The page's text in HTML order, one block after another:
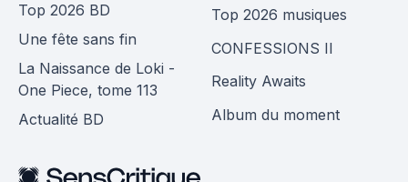
Top 2026 BD
Une fête sans fin
La Naissance de Loki -
One Piece, tome 113
Actualité BD
Top 2026 musiques
CONFESSIONS II
Reality Awaits
Album du moment